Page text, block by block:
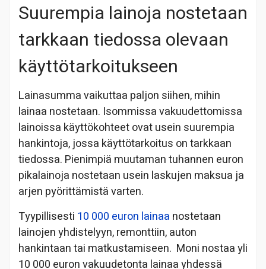
Suurempia lainoja nostetaan
tarkkaan tiedossa olevaan
käyttötarkoitukseen
Lainasumma vaikuttaa paljon siihen, mihin
lainaa nostetaan. Isommissa vakuudettomissa
lainoissa käyttökohteet ovat usein suurempia
hankintoja, jossa käyttötarkoitus on tarkkaan
tiedossa. Pienimpiä muutaman tuhannen euron
pikalainoja nostetaan usein laskujen maksua ja
arjen pyörittämistä varten.
Tyypillisesti 10 000 euron lainaa nostetaan
lainojen yhdistelyyn, remonttiin, auton
hankintaan tai matkustamiseen. Moni nostaa yli
10 000 euron vakuudetonta lainaa yhdessä